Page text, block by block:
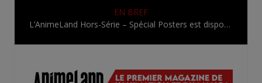
EN BREF
L’AnimeLand Hors-Série – Spécial Posters est disponible !